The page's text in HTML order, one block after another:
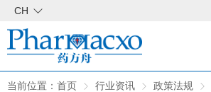
CH
当前位置： 首页 行业资讯 政策法规